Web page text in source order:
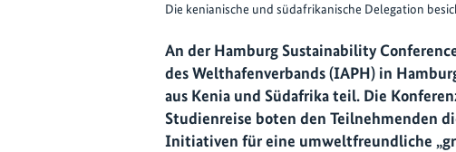
Die kenianische und südafrikanische Delegation
An der Hamburg Sustainability
des Welthafenverbands (IAPH) in
aus Kenia und Südafrika teil. Die
Studienreise boten den Teilnehmenden
Initiativen für eine umweltfreundliche